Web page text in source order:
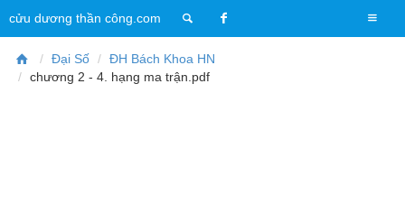
T
o
cửu dương thần công.com
Đại Số
ĐH Bách Khoa HN
chương 2 - 4. hạng ma trận.pdf